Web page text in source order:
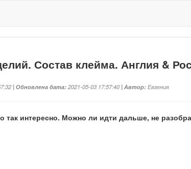
Состав клейма. Англия &
| Обновлена дата:2021-05-03 17:57:40 | Автор:Евгения
так интересно. Можно ли идти дальше, не